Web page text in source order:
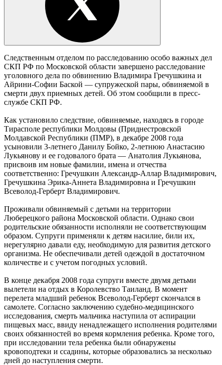
Следственным отделом по расследованию особо важных дел
СКП РФ по Московской области завершено расследование
уголовного дела по обвинению Владимира Гречушкина и
Айрини-Софии Баской — супружеской пары, обвиняемой в
смерти двух приемных детей. Об этом сообщили в пресс-
службе СКП РФ.
Как установило следствие, обвиняемые, находясь в городе
Тирасполе республики Молдовы (Приднестровской
Молдавской Республики (ПМР), в декабре 2008 года
усыновили 3-летнего Данилу Бойко, 2-летнюю Анастасию
Лукьянову и ее годовалого брата — Анатолия Лукьянова,
присвоив им новые фамилии, имена и отчества
соответственно: Гречушкин Александр-Аллар Владимирович,
Гречушкина Эрика-Аннета Владимировна и Гречушкин
Всеволод-Герберт Владимирович.
Проживали обвиняемый с детьми на территории
Люберецкого района Московской области. Однако свои
родительские обязанности исполняли не соответствующим
образом. Супруги применяли к детям насилие, били их,
нерегулярно давали еду, необходимую для развития детского
организма. Не обеспечивали детей одеждой в достаточном
количестве и с учетом погодных условий.
В конце декабря 2008 года супруги вместе двумя детьми
вылетели на отдых в Королевство Таиланд. В момент
перелета младший ребенок Всеволод-Герберт скончался в
самолете. Согласно заключению судебно-медицинского
исследования, смерть мальчика наступила от аспирации
пищевых масс, ввиду ненадлежащего исполнения родителями
своих обязанностей во время кормления ребенка. Кроме того,
при исследовании тела ребенка были обнаружены
кровоподтеки и ссадины, которые образовались за несколько
дней до наступления смерти.